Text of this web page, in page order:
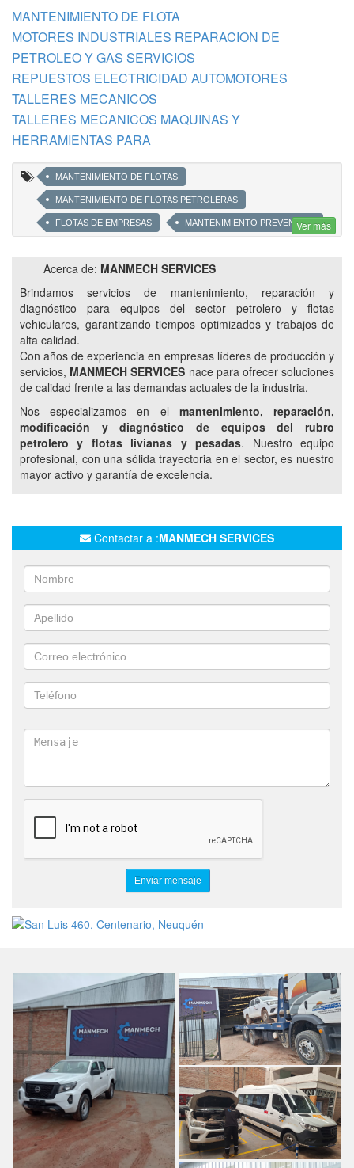
MANTENIMIENTO DE FLOTA
MOTORES INDUSTRIALES REPARACION DE
PETROLEO Y GAS SERVICIOS
REPUESTOS ELECTRICIDAD AUTOMOTORES
TALLERES MECANICOS
TALLERES MECANICOS MAQUINAS Y
HERRAMIENTAS PARA
MANTENIMIENTO DE FLOTAS
MANTENIMIENTO DE FLOTAS PETROLERAS
FLOTAS DE EMPRESAS MANTENIMIENTO PREVENTIVO
VEHICULOS PESADOS Y LIVIANOS
MOTORES TALLER SUSPENSIÓN
MECÁNICA REPARACIÓN FRENOS
SERVICIO
ELECTRICIDAD DEL AUTOMOTOR FLOTAS PESADAS
FLOTAS LIVIANAS CAMIONES CAMIONETAS
HIDRÁULICA HIDROGRÚAS NEUMÁTICA
MOTOCOMPRESORES COMPRESORES
SERVICIO A EMPRESAS PETROLERAS
REPARACIONES A FLOTAS PETROLERAS
REPARACION DE TRANSMISIONES
SERVICIOS EN LOCACIÓN DEL CLIENTE
Ver más
Acerca de: MANMECH SERVICES
Brindamos servicios de mantenimiento, reparación y
diagnóstico para equipos del sector petrolero y flotas
vehiculares, garantizando tiempos optimizados y trabajos de
alta calidad.
Con años de experiencia en empresas líderes de producción y
servicios, MANMECH SERVICES nace para ofrecer soluciones
de calidad frente a las demandas actuales de la industria.
Nos especializamos en el mantenimiento, reparación,
modificación y diagnóstico de equipos del rubro
petrolero y flotas livianas y pesadas. Nuestro equipo
profesional, con una sólida trayectoria en el sector, es nuestro
mayor activo y garantía de excelencia.
Contactar a :MANMECH SERVICES